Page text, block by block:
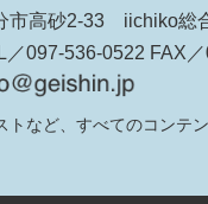
市高砂2-33 iichiko総
／097-536-0522 FAX
など、すべてのコンテ